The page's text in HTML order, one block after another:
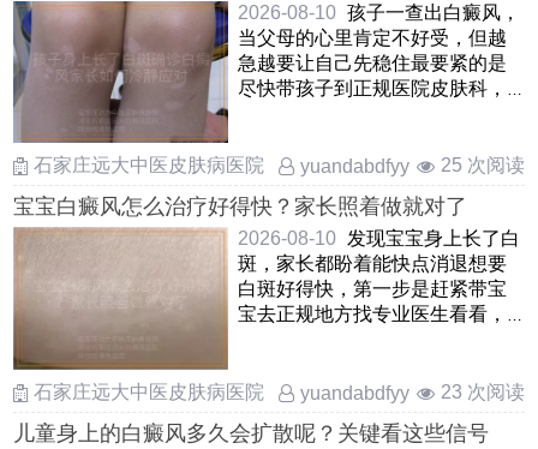
2026-08-10 孩子一查出白癜风，
当父母的心里肯定不好受，但越
急越要让自己先稳住最要紧的是
尽快带孩子到正规医院皮肤科，
石家庄远大中医皮肤病医院 yuandabdfyy 25 次阅读
宝宝白癜风怎么治疗好得快？家长照着做就对了
2026-08-10 发现宝宝身上长了白
斑，家长都盼着能快点消退想要
白斑好得快，第一步是赶紧带宝
宝去正规地方找专业医生看看，
石家庄远大中医皮肤病医院
yuandabdfyy 23 次阅读
儿童身上的白癜风多久会扩散呢？关键看这些信号